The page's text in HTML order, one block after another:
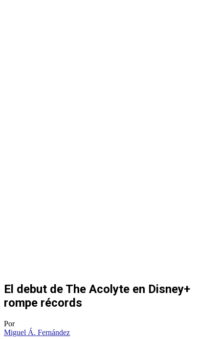
El debut de The Acolyte en Disney+
rompe récords
Por
Miguel Á. Fernández